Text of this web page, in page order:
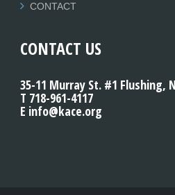
CONTACT
CONTACT US
35-11 Murray St. #1 Flushing,
T 718-961-4117
E info@kace.org